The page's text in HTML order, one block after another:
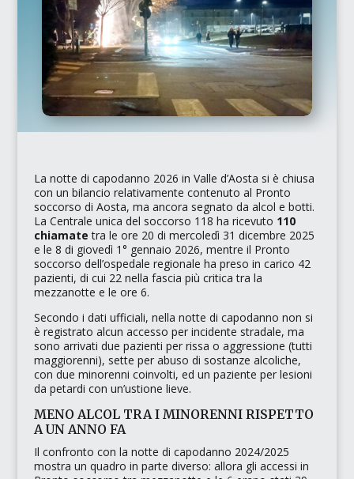
La notte di capodanno 2026 in Valle d’Aosta si è chiusa
con un bilancio relativamente contenuto al Pronto
soccorso di Aosta, ma ancora segnato da alcol e botti.
La Centrale unica del soccorso 118 ha ricevuto 110
chiamate tra le ore 20 di mercoledì 31 dicembre 2025
e le 8 di giovedì 1° gennaio 2026, mentre il Pronto
soccorso dell’ospedale regionale ha preso in carico 42
pazienti, di cui 22 nella fascia più critica tra la
mezzanotte e le ore 6.
Secondo i dati ufficiali, nella notte di capodanno non si
è registrato alcun accesso per incidente stradale, ma
sono arrivati due pazienti per rissa o aggressione (tutti
maggiorenni), sette per abuso di sostanze alcoliche,
con due minorenni coinvolti, ed un paziente per lesioni
da petardi con un’ustione lieve.
MENO ALCOL TRA I MINORENNI RISPETTO
A UN ANNO FA
Il confronto con la notte di capodanno 2024/2025
mostra un quadro in parte diverso: allora gli accessi in